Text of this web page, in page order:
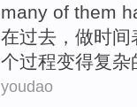
many of them
在过去 ， 做时间
个过程变得复杂
youdao